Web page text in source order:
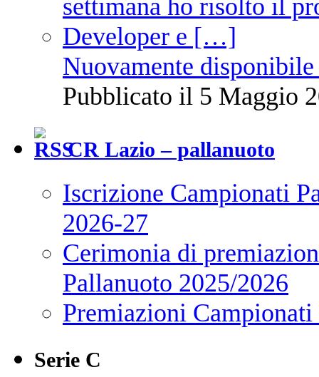
Nuovamente
Pubblicato il 5 Maggio
CR Lazio – pallanuoto
Iscrizione Campionati
2026-27
Cerimonia di
Pallanuoto 2025/2026
Premiazioni
Serie C